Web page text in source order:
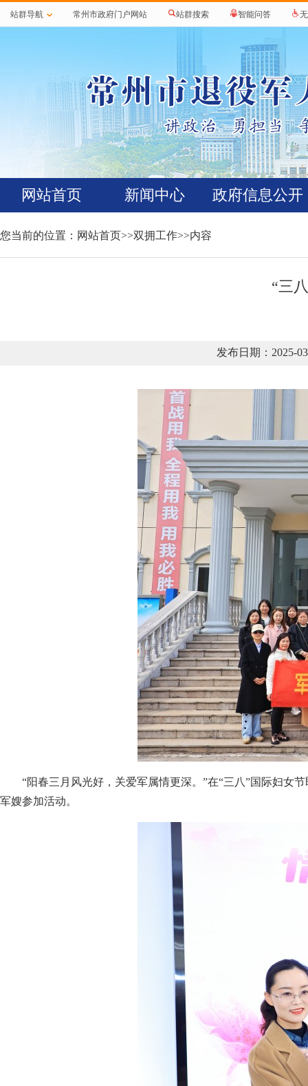
站群导航 常州市政府门户网站 站群搜索 智能问答
网站首页 新闻中心 政府信息公开
您当前的位置： 网站首页>>双拥工作>>内容
“三
发布日期：2025-
“阳春三月风光好，关爱军属情更深。”在“三八”国际妇女
军嫂参加活动。